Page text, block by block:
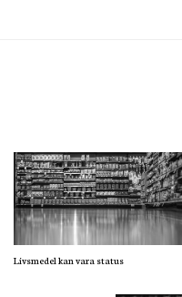
Livsmedel kan vara status